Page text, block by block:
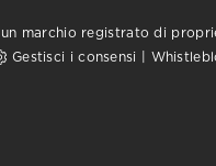
un marchio registrato di
Gestisci i consensi